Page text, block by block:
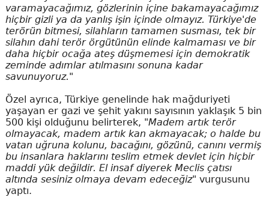
varamayacağımız, gözlerinin içine bakamayacağımız
hiçbir gizli ya da yanlış işin içinde olmayız. Türkiye'de
terörün bitmesi, silahların tamamen susması, tek bir
silahın dahi terör örgütünün elinde kalmaması ve bir
daha hiçbir ocağa ateş düşmemesi için demokratik
zeminde adımlar atılmasını sonuna kadar
savunuyoruz."
Özel ayrıca, Türkiye genelinde hak mağduriyeti
yaşayan er gazi ve şehit yakını sayısının yaklaşık 5 bin
500 kişi olduğunu belirterek, "Madem artık terör
olmayacak, madem artık kan akmayacak; o halde bu
vatan uğruna kolunu, bacağını, gözünü, canını vermiş
bu insanlara haklarını teslim etmek devlet için hiçbir
maddi yük değildir. El insaf diyerek Meclis çatısı
altında sesiniz olmaya devam edeceğiz" vurgusunu
yaptı.